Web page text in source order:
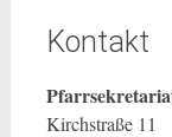
Kontakt
Kirchstraße 11